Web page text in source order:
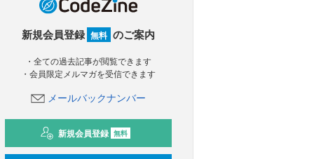
新規会員登録 無料 のご案内
・全ての過去記事が閲覧できます
・会員限定メルマガを受信できます
メールバックナンバー
新規会員登録 無料